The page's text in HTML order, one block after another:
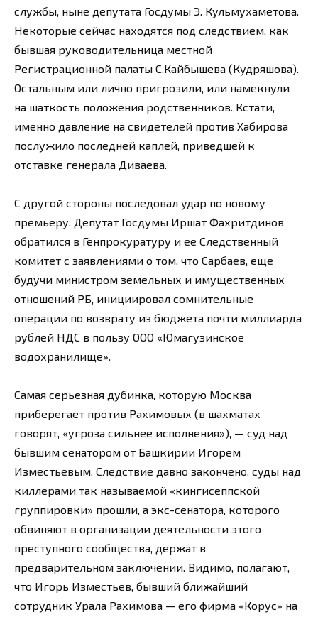
службы, ныне депутата Госдумы Э. Кульмухаметова.
Некоторые сейчас находятся под следствием, как
бывшая руководительница местной
Регистрационной палаты С.Кайбышева (Кудряшова).
Остальным или лично пригрозили, или намекнули
на шаткость положения родственников. Кстати,
именно давление на свидетелей против Хабирова
послужило последней каплей, приведшей к
отставке генерала Диваева.
С другой стороны последовал удар по новому
премьеру. Депутат Госдумы Иршат Фахритдинов
обратился в Генпрокуратуру и ее Следственный
комитет с заявлениями о том, что Сарбаев, еще
будучи министром земельных и имущественных
отношений РБ, инициировал сомнительные
операции по возврату из бюджета почти миллиарда
рублей НДС в пользу ООО «Юмагузинское
водохранилище».
Самая серьезная дубинка, которую Москва
приберегает против Рахимовых (в шахматах
говорят, «угроза сильнее исполнения»), — суд над
бывшим сенатором от Башкирии Игорем
Изместьевым. Следствие давно закончено, суды над
киллерами так называемой «кингисеппской
группировки» прошли, а экс-сенатора, которого
обвиняют в организации деятельности этого
преступного сообщества, держат в
предварительном заключении. Видимо, полагают,
что Игорь Изместьев, бывший ближайший
сотрудник Урала Рахимова — его фирма «Корус» на